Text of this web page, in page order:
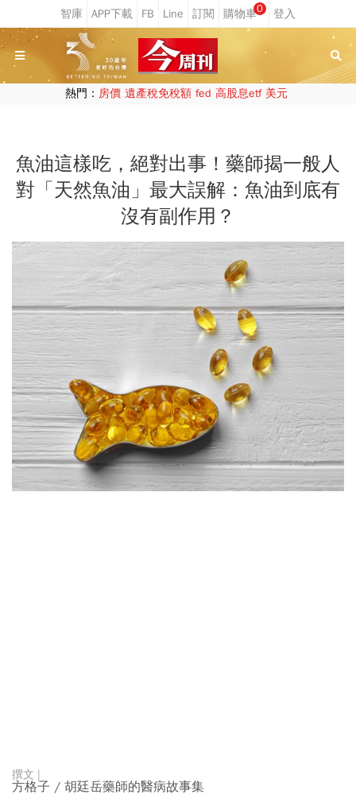
0
熱門： 房價 遺產稅免稅額 fed 高股息etf 美元
魚油這樣吃，絕對出事！藥師揭一般人
對「天然魚油」最大誤解：魚油到底有
沒有副作用？
方格子 / 胡廷岳藥師的醫病故事集